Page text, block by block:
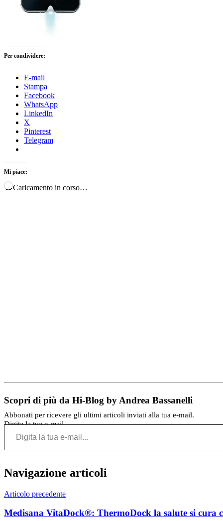
Per condividere:
E-mail
Stampa
Facebook
WhatsApp
LinkedIn
X
Pinterest
Telegram
Mi piace:
Caricamento in corso…
Scopri di più da Hi-Blog by Andrea Bassanelli
Abbonati per ricevere gli ultimi articoli inviati alla tua e-mail.
Digita la tua e-mail...
Navigazione articoli
Articolo precedente
Medisana VitaDock®: ThermoDock la salute si cura